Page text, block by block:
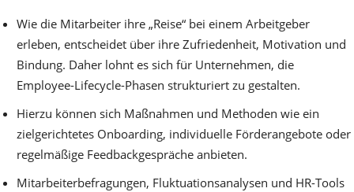
Wie die Mitarbeiter ihre „Reise“ bei einem Arbeitgeber
erleben, entscheidet über ihre Zufriedenheit, Motivation und
Bindung. Daher lohnt es sich für Unternehmen, die
Employee-Lifecycle-Phasen strukturiert zu gestalten.
Hierzu können sich Maßnahmen und Methoden wie ein
zielgerichtetes Onboarding, individuelle Förderangebote oder
regelmäßige Feedbackgespräche anbieten.
Mitarbeiterbefragungen, Fluktuationsanalysen und HR-Tools